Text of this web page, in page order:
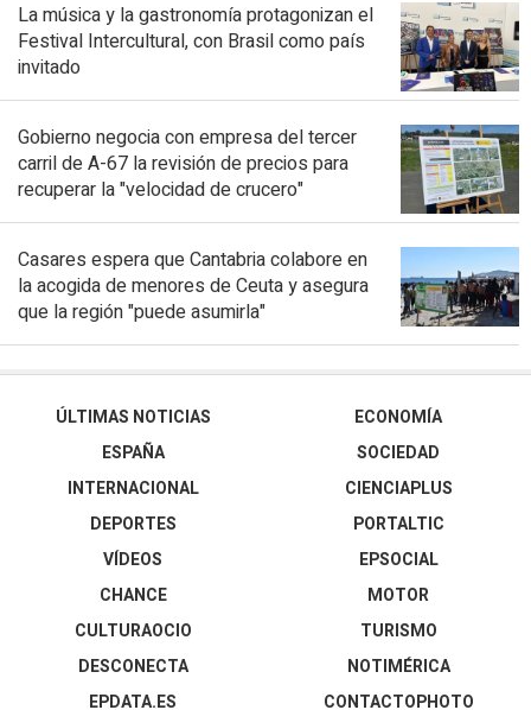
La música y la gastronomía protagonizan el
Festival Intercultural, con Brasil como país
invitado
Gobierno negocia con empresa del tercer
carril de A-67 la revisión de precios para
recuperar la "velocidad de crucero"
Casares espera que Cantabria colabore en
la acogida de menores de Ceuta y asegura
que la región "puede asumirla"
ÚLTIMAS NOTICIAS
ESPAÑA
INTERNACIONAL
DEPORTES
VÍDEOS
ECONOMÍA
SOCIEDAD
CIENCIAPLUS
PORTALTIC
EPSOCIAL
CHANCE
CULTURAOCIO
DESCONECTA
EPDATA.ES
MOTOR
TURISMO
NOTIMÉRICA
CONTACTOPHOTO